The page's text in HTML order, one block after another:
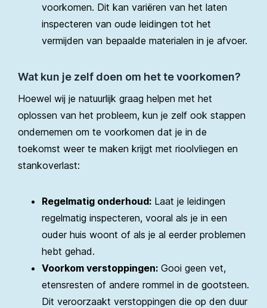
voorkomen. Dit kan variëren van het laten
inspecteren van oude leidingen tot het
vermijden van bepaalde materialen in je afvoer.
Wat kun je zelf doen om het te voorkomen?
Hoewel wij je natuurlijk graag helpen met het
oplossen van het probleem, kun je zelf ook stappen
ondernemen om te voorkomen dat je in de
toekomst weer te maken krijgt met rioolvliegen en
stankoverlast:
Regelmatig onderhoud: Laat je leidingen
regelmatig inspecteren, vooral als je in een
ouder huis woont of als je al eerder problemen
hebt gehad.
Voorkom verstoppingen: Gooi geen vet,
etensresten of andere rommel in de gootsteen.
Dit veroorzaakt verstoppingen die op den duur